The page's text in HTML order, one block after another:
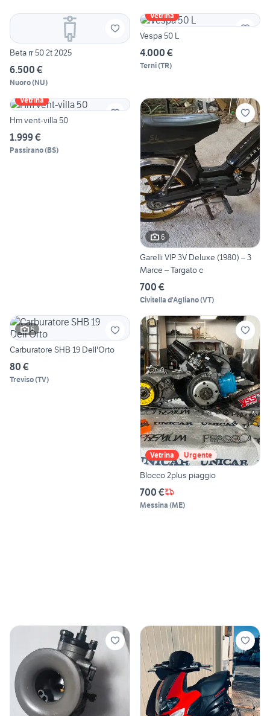
Beta rr 50 2t 2025
6.500 €
Nuoro(NU)
Vetrina
Vespa 50 L
4.000 €
Terni(TR)
Vetrina
Hm vent-villa 50
1.999 €
Passirano(BS)
6
Garelli VIP 3V Deluxe (1980) – 3
Marce – Targato c
700 €
Civitella d'Agliano(VT)
5
Carburatore SHB 19 Dell'Orto
80 €
Treviso(TV)
Vetrina Urgente
Blocco 2plus piaggio
700 €
Messina (ME)